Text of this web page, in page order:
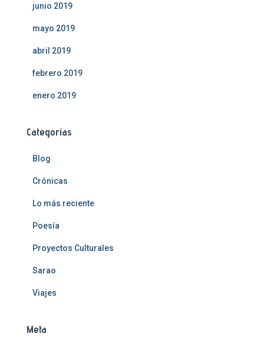
junio 2019
mayo 2019
abril 2019
febrero 2019
enero 2019
Categorías
Blog
Crónicas
Lo más reciente
Poesía
Proyectos Culturales
Sarao
Viajes
Meta